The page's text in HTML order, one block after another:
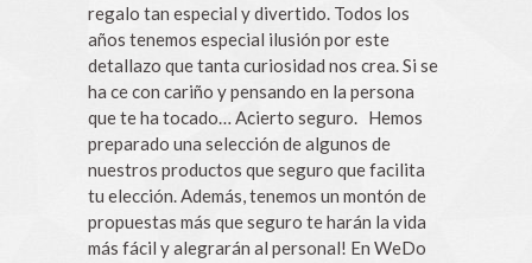
regalo tan especial y divertido. Todos los
años tenemos especial ilusión por este
detallazo que tanta curiosidad nos crea. Si se
ha ce con cariño y pensando en la persona
que te ha tocado… Acierto seguro. Hemos
preparado una selección de algunos de
nuestros productos que seguro que facilita
tu elección. Además, tenemos un montón de
propuestas más que seguro te harán la vida
más fácil y alegrarán al personal! En WeDo